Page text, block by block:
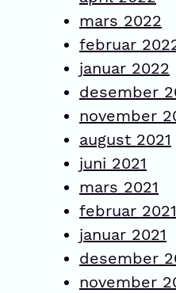
mars 2022
februar
januar 2022
desember
november
august 2021
juni 2021
mars 2021
februar 2021
januar 2021
desember
november